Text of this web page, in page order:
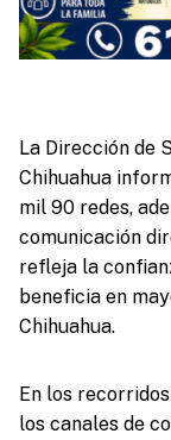
La Dirección de
Chihuahua
mil 90 redes,
comunicación
refleja la
beneficia en
Chihuahua.
En los
los canales de